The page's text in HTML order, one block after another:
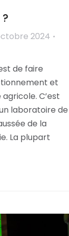
2024
de faire
et
C’est
laboratoire de
de la
La plupart